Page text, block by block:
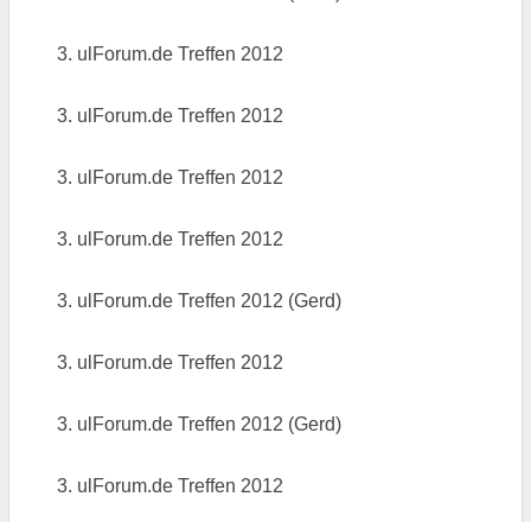
3. ulForum.de Treffen 2012
3. ulForum.de Treffen 2012
3. ulForum.de Treffen 2012
3. ulForum.de Treffen 2012
3. ulForum.de Treffen 2012 (Gerd)
3. ulForum.de Treffen 2012
3. ulForum.de Treffen 2012 (Gerd)
3. ulForum.de Treffen 2012